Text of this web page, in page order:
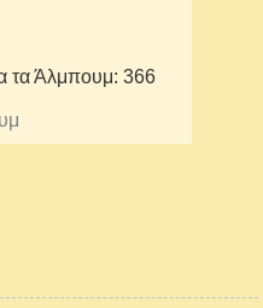
τα Άλμπουμ: 366